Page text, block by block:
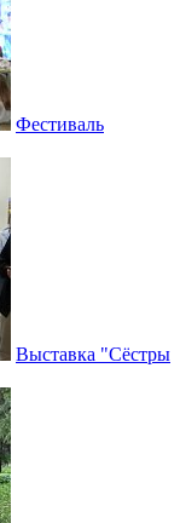
Фестиваль
Выставка "Сёстры